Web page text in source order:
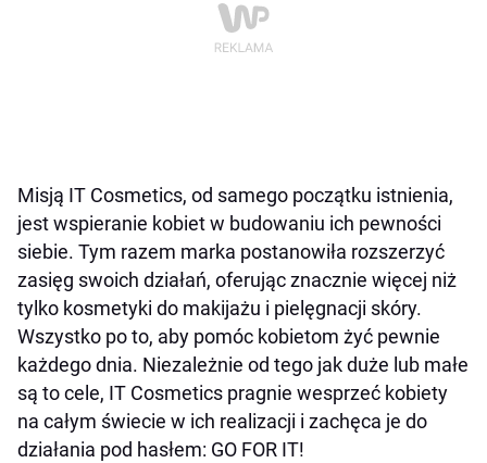
Misją IT Cosmetics, od samego początku istnienia,
jest wspieranie kobiet w budowaniu ich pewności
siebie. Tym razem marka postanowiła rozszerzyć
zasięg swoich działań, oferując znacznie więcej niż
tylko kosmetyki do makijażu i pielęgnacji skóry.
Wszystko po to, aby pomóc kobietom żyć pewnie
każdego dnia. Niezależnie od tego jak duże lub małe
są to cele, IT Cosmetics pragnie wesprzeć kobiety
na całym świecie w ich realizacji i zachęca je do
działania pod hasłem: GO FOR IT!